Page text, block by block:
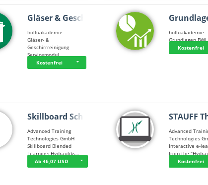
Gläser & Geschi…
holluakademie
Gläser- &
Geschirrreinigung
Servicemodul
Kostenfrei
holluakademie
Grundlagen BWL
Kostenfrei
Skillboard Schl…
Advanced Training
Technologies GmbH
Skillboard Blended
Learning: Hydrauliks…
Ab 46,07 USD
STAUFF
Advanced
Technologies
Interactive e-
from the
Kostenfrei